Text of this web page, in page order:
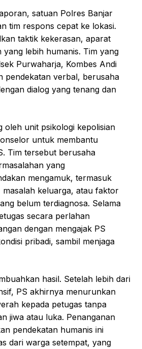
satuan Polres Banjar
tim respons cepat ke lokasi.
taktik kekerasan, aparat
yang lebih humanis. Tim yang
Purwaharja, Kombes Andi
pendekatan verbal, berusaha
dialog yang tenang dan
oleh unit psikologi kepolisian
untuk membantu
Tim tersebut berusaha
yang
mengamuk, termasuk
masalah keluarga, atau faktor
belum terdiagnosa. Selama
secara perlahan
dengan mengajak PS
pribadi, sambil menjaga
hasil. Setelah lebih dari
PS akhirnya menurunkan
kepada petugas tanpa
jiwa atau luka. Penanganan
pendekatan humanis ini
dari warga setempat, yang